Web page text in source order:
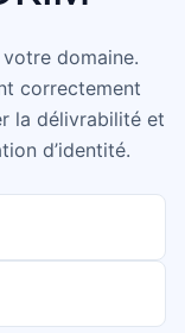
domaine.
correctement
la délivrabilité et
d’identité.